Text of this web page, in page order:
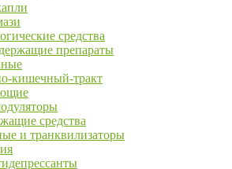
средства
препараты
кишечный-тракт
средства
и транквилизаторы